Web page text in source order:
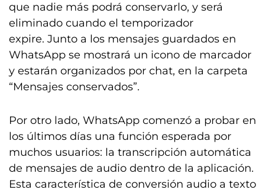
que nadie más podrá conservarlo, y será
eliminado cuando el temporizador
expire. Junto a los mensajes guardados en
WhatsApp se mostrará un icono de marcador
y estarán organizados por chat, en la carpeta
“Mensajes conservados”.
Por otro lado, WhatsApp comenzó a probar en
los últimos días una función esperada por
muchos usuarios: la transcripción automática
de mensajes de audio dentro de la aplicación.
Esta característica de conversión audio a texto